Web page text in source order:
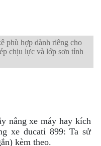
phù hợp dành riêng cho
chịu lực và lớp sơn tỉnh
nâng xe máy hay kích
xe ducati 899: Ta sử
kèm theo.